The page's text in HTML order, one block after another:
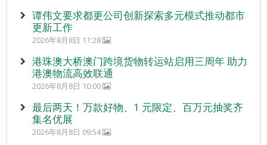
谭伟文要求都更公司创新探索多元模式推动都市
更新工作
2026年8月8日 11:28
港珠澳大桥澳门跨境货物转运站启用三周年 助力
港澳物流高效联通
2026年8月8日 10:00
最后两天！万款好物、1 元限定、百万元抽奖齐
集名优展
2026年8月8日 09:54